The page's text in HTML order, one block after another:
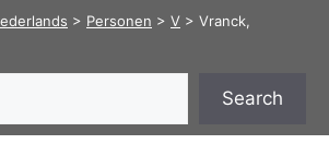
> Personen > V > Vranck,
Search